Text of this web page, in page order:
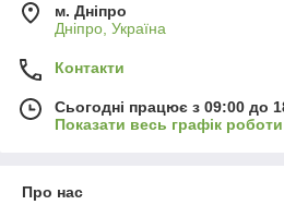
м. Дніпро
Дніпро, Україна
Контакти
Сьогодні працює з 09:00 до
Показати весь графік роботи
Про нас